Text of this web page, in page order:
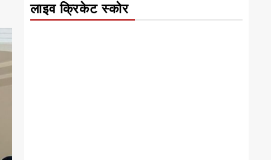
लाइव क्रिकेट स्कोर